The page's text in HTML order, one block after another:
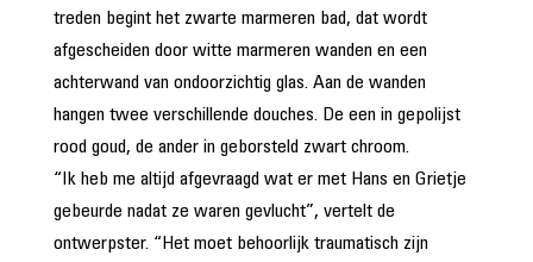
treden begint het zwarte marmeren bad, dat wordt
afgescheiden door witte marmeren wanden en een
achterwand van ondoorzichtig glas. Aan de wanden
hangen twee verschillende douches. De een in gepolijst
rood goud, de ander in geborsteld zwart chroom.
“Ik heb me altijd afgevraagd wat er met Hans en Grietje
gebeurde nadat ze waren gevlucht”, vertelt de
ontwerpster. “Het moet behoorlijk traumatisch zijn